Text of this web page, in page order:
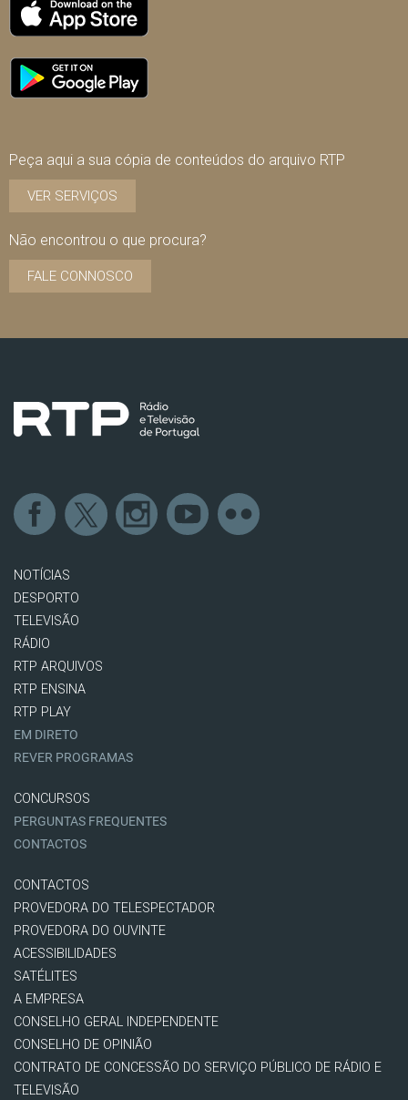
Peça aqui a sua cópia de conteúdos do arquivo RTP
VER SERVIÇOS
Não encontrou o que procura?
FALE CONNOSCO
NOTÍCIAS
DESPORTO
TELEVISÃO
RÁDIO
RTP ARQUIVOS
RTP ENSINA
RTP PLAY
EM DIRETO
REVER PROGRAMAS
CONCURSOS
PERGUNTAS FREQUENTES
CONTACTOS
CONTACTOS
PROVEDORA DO TELESPECTADOR
PROVEDORA DO OUVINTE
ACESSIBILIDADES
SATÉLITES
A EMPRESA
CONSELHO GERAL INDEPENDENTE
CONSELHO DE OPINIÃO
CONTRATO DE CONCESSÃO DO SERVIÇO PÚBLICO DE RÁDIO E
TELEVISÃO